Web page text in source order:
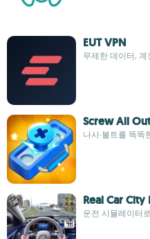
EUT VPN
무제한 데이터, 계
Screw All Out
나사·볼트를 똑똑
Real Car
운전 시뮬레이터